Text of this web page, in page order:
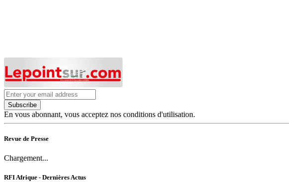
Subscribe
En vous abonnant, vous acceptez nos conditions d'utilisation.
Revue de Presse
Chargement...
RFI Afrique - Dernières Actus